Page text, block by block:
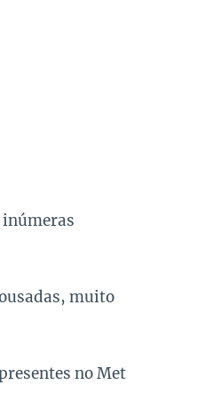
inúmeras
muito
no Met